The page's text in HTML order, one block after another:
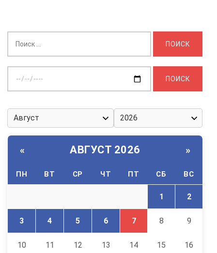
дату:
« АВГУСТ 2026 »
ПН ВТ СР ЧТ ПТ СБ ВС
1 2
3 4 5 6 7 8 9
10 11 12 13 14 15 16